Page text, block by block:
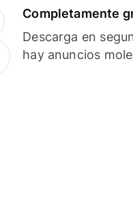
Completamente
Descarga en
hay anuncios